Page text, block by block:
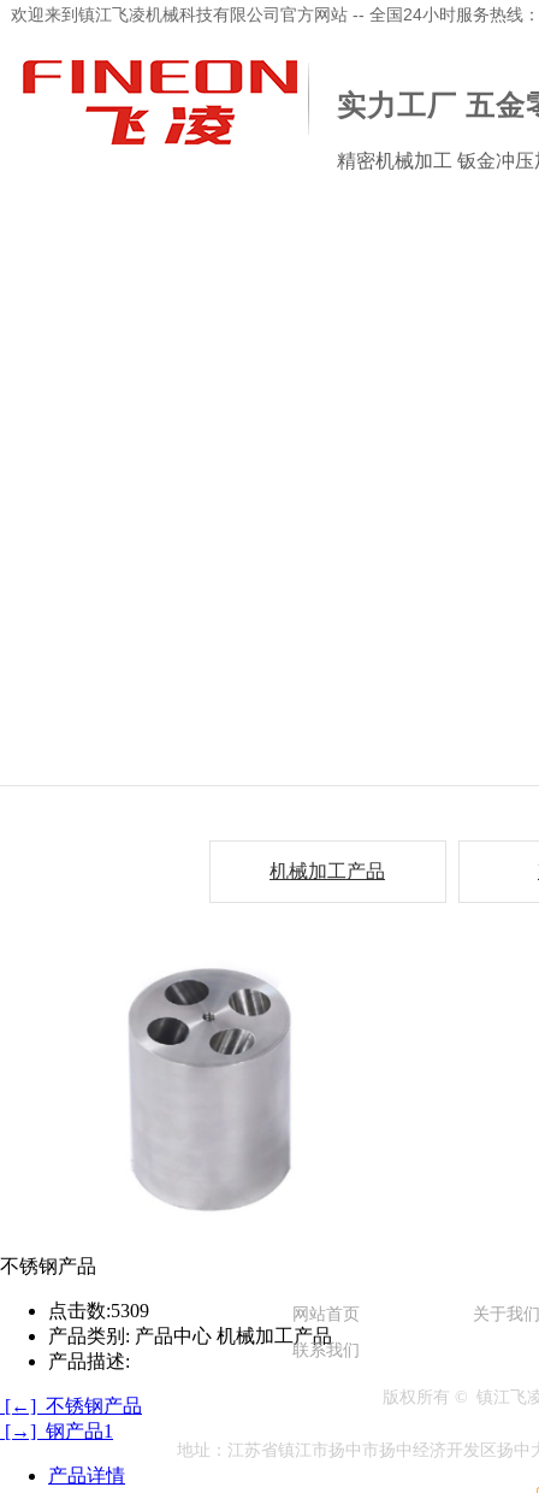
欢迎来到镇江飞凌机械科技有限公司官方网站 -- 全国24小时服务热线
实力工厂 五金
精密机械加工 钣金冲压
机械加工产品
不锈钢产品
点击数:5309
产品类别: 产品中心 机械加工产品
产品描述:
[←] 不锈钢产品
[→] 钢产品1
产品详情
网站首页
关于我们
联系我们
版权所有 © 镇江飞
地址：江苏省镇江市扬中市扬中经济开发区扬